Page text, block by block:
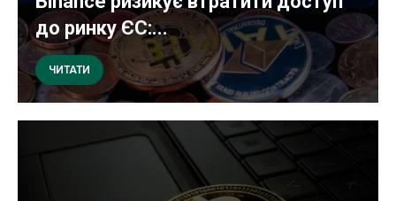
до ринку ЄС:...
ЧИТАТИ